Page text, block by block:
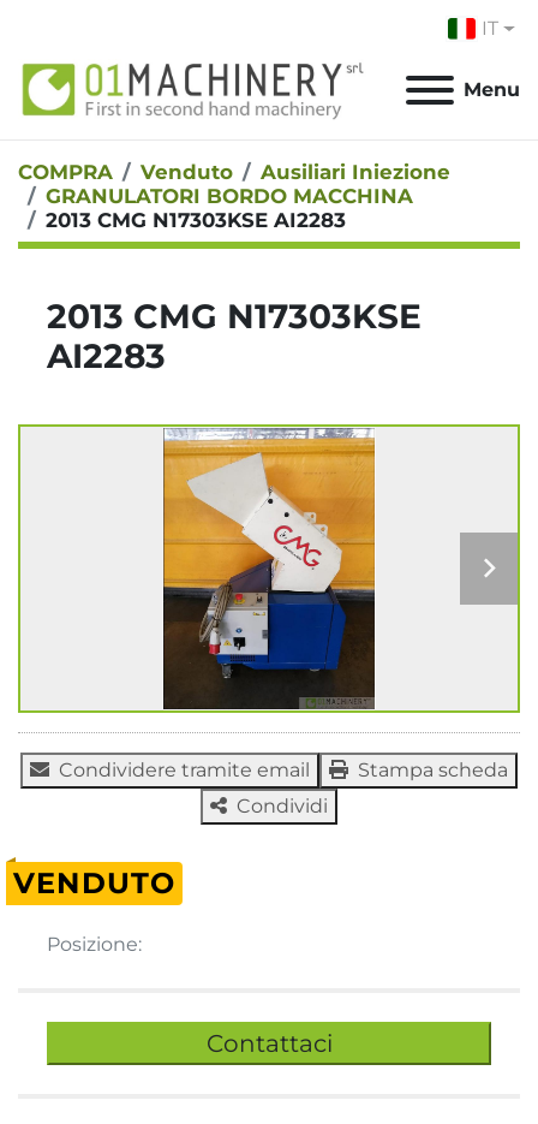
IT
Menu
COMPRA Venduto
Ausiliari Iniezione
GRANULATORI BORDO MACCHINA
2013 CMG N17303KSE AI2283
2013 CMG N17303KSE
AI2283
Condividere tramite email
Stampa scheda
Condividi
VENDUTO
Posizione:
Contattaci